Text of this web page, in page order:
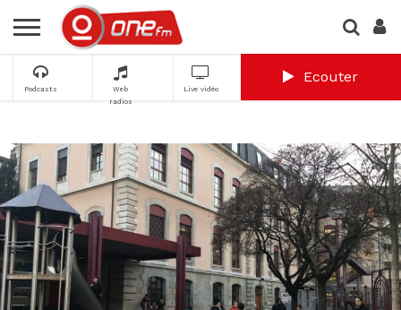
Podcasts
Web
radios
Live vidéo
Ecouter